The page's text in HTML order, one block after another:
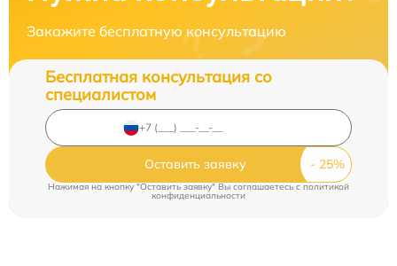
Закажите бесплатную консультацию
Бесплатная консультация со
специалистом
Оставить заявку
Нажимая на кнопку "Оставить заявку" Вы соглашаетесь cполитикой
конфиденциальности